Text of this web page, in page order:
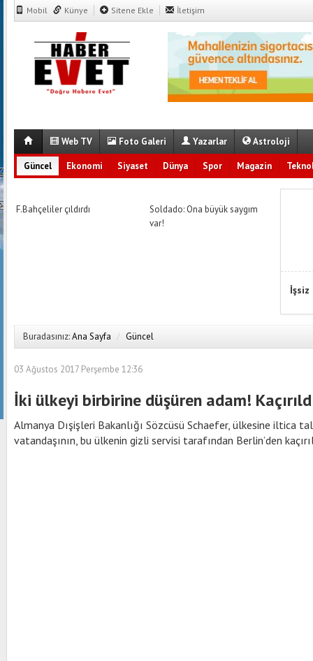
Mobil Künye Sitene Ekle İletişim
Web TV Foto Galeri Yazarlar Astroloji
Güncel Ekonomi Siyaset Dünya Spor Magazin
F.Bahçeliler çıldırdı
Soldado: Ona büyük saygım
var!
İşsiz
Buradasınız:Ana Sayfa / Güncel
03 Ağustos 2017 Perşembe 12:36
İki ülkeyi birbirine düşüren adam!
Almanya Dışişleri Bakanlığı Sözcüsü Schaefer, ülkesine iltica
vatandaşının, bu ülkenin gizli servisi tarafından Berlin’den